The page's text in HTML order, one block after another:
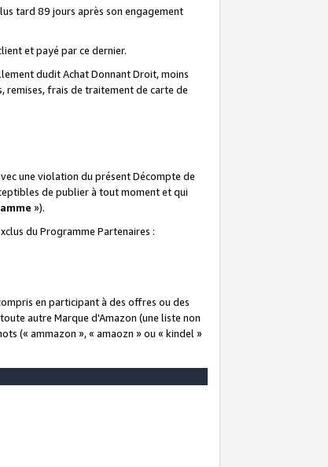
tard 89 jours après son engagement
et payé par ce dernier.
dudit Achat Donnant Droit, moins
remises, frais de traitement de carte de
une violation du présent Décompte de
de publier à tout moment et qui
»).
du Programme Partenaires :
en participant à des offres ou des
autre Marque d'Amazon (une liste non
(« ammazon », « amaozn » ou « kindel »